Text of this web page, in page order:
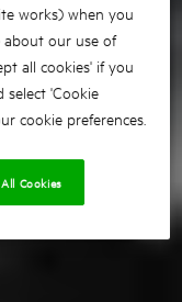
works) when you
about our use of
all cookies' if you
select 'Cookie
cookie preferences.
Cookies